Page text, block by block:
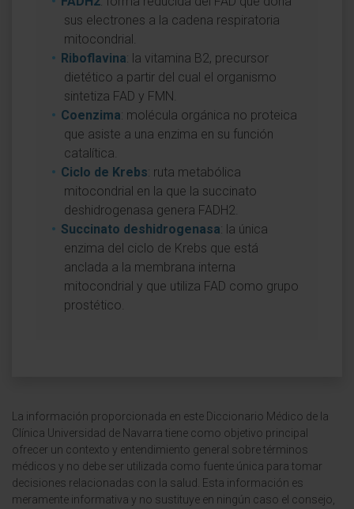
sus electrones a la cadena respiratoria
mitocondrial.
Riboflavina: la vitamina B2, precursor
dietético a partir del cual el organismo
sintetiza FAD y FMN.
Coenzima: molécula orgánica no proteica
que asiste a una enzima en su función
catalítica.
Ciclo de Krebs: ruta metabólica
mitocondrial en la que la succinato
deshidrogenasa genera FADH2.
Succinato deshidrogenasa: la única
enzima del ciclo de Krebs que está
anclada a la membrana interna
mitocondrial y que utiliza FAD como grupo
prostético.
La información proporcionada en este Diccionario Médico de la
Clínica Universidad de Navarra tiene como objetivo principal
ofrecer un contexto y entendimiento general sobre términos
médicos y no debe ser utilizada como fuente única para tomar
decisiones relacionadas con la salud. Esta información es
meramente informativa y no sustituye en ningún caso el consejo,